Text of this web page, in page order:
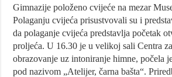
Gimnazije položeno cvijeće na mezar
Polaganju cvijeća prisustvovali su i
da polaganje cvijeća predstavlja početak
proljeća. U 16.30 je u velikoj sali Centra
obrazovanje uz intoniranje himne, počela
pod nazivom „Atelijer, čarna bašta“.